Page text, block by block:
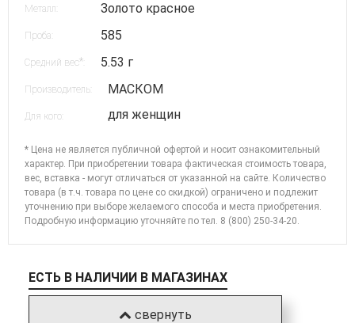
Металл: Золото красное
Проба: 585
Средний вес* 5.53 г
Производитель: МАСКОМ
Для кого: для женщин
* Цена не является публичной офертой и носит ознакомительный
характер. При приобретении товара фактическая стоимость товара,
вес, вставка - могут отличаться от указанной на сайте. Количество
товара (в т.ч. товара по цене со скидкой) ограничено и подлежит
уточнению при выборе желаемого способа и места приобретения.
Подробную информацию уточняйте потел. 8 (800) 250-34-20
ЕСТЬ В НАЛИЧИИ В МАГАЗИНАХ
свернуть